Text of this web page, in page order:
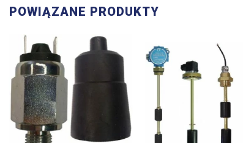
POWIĄZANE PRODUKTY